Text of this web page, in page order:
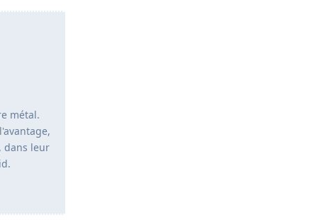
métal.
dans leur